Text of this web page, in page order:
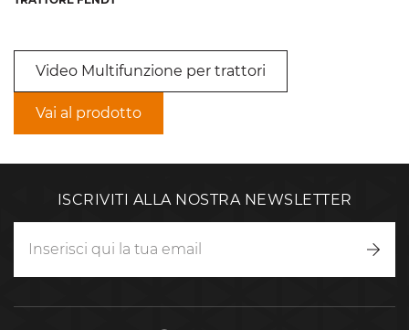
Video Multifunzione per trattori
Vai al prodotto
ISCRIVITI ALLA NOSTRA NEWSLETTER